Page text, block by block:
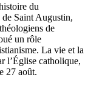
du
Saint Augustin,
de
un rôle
La vie et la
l’Église catholique,
27 août.